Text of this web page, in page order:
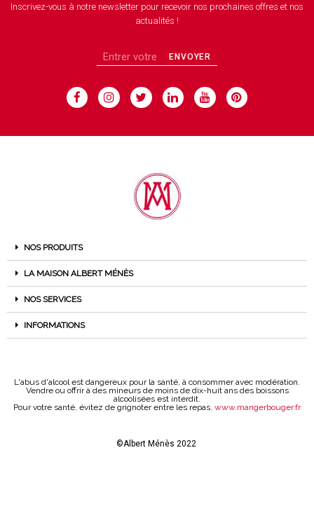
Inscrivez-vous à notre newsletter pour recevoir nos prochaines offres et nos
actualités !
ENVOYER
NOS PRODUITS
LA MAISON ALBERT MÉNÈS
NOS SERVICES
INFORMATIONS
L'abus d'alcool est dangereux pour la santé, à consommer avec modération.
Vendre ou offrir à des mineurs de moins de dix-huit ans des boissons
alcoolisées est interdit.
Pour votre santé, évitez de grignoter entre les repas. www.mangerbouger.fr
©Albert Ménès 2022